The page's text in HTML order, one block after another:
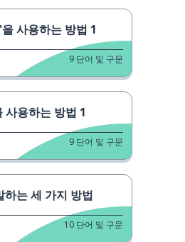
사용하는 방법 1
9 단어 및 구문
용하는 방법 1
9 단어 및 구문
하는 세 가지 방법
10 단어 및 구문